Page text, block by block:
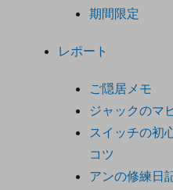
期間限定
レポート
ご隠居メモ
ジャックのマ
スイッチの初
コツ
アンの修練日